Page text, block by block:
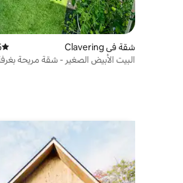
شقة في Clavering
البيت الأبيض الصغير - شقة مريحة